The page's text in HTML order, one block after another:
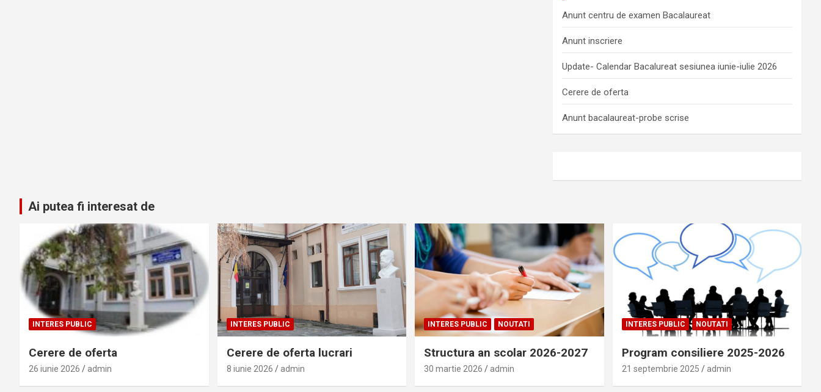
Anunt centru de examen Bacalaureat
Anunt inscriere
Update- Calendar Bacalureat sesiunea iunie-iulie 2026
Cerere de oferta
Anunt bacalaureat-probe scrise
Ai putea fi interesat de
INTERES PUBLIC
Cerere de oferta
26 iunie 2026 admin
INTERES PUBLIC
Cerere de oferta lucrari
8 iunie 2026 admin
INTERES PUBLIC NOUTATI
Structura an scolar 2026-2027
30 martie 2026 admin
INTERES PUBLIC NOUTATI
Program consiliere 2025-2026
21 septembrie 2025 admin